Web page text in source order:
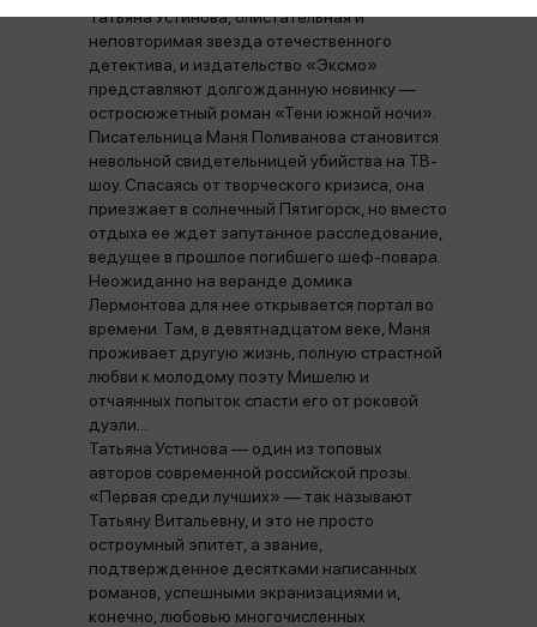
Татьяна Устинова, блистательная и
неповторимая звезда отечественного
детектива, и издательство «Эксмо»
представляют долгожданную новинку —
остросюжетный роман «Тени южной ночи».
Писательница Маня Поливанова становится
невольной свидетельницей убийства на ТВ-
шоу. Спасаясь от творческого кризиса, она
приезжает в солнечный Пятигорск, но вместо
отдыха ее ждет запутанное расследование,
ведущее в прошлое погибшего шеф-повара.
Неожиданно на веранде домика
Лермонтова для нее открывается портал во
времени. Там, в девятнадцатом веке, Маня
проживает другую жизнь, полную страстной
любви к молодому поэту Мишелю и
отчаянных попыток спасти его от роковой
дуэли...
Татьяна Устинова — один из топовых
авторов современной российской прозы.
«Первая среди лучших» — так называют
Татьяну Витальевну, и это не просто
остроумный эпитет, а звание,
подтвержденное десятками написанных
романов, успешными экранизациями и,
конечно, любовью многочисленных